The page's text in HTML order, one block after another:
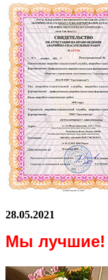
28.05.2021
Мы лучшие!